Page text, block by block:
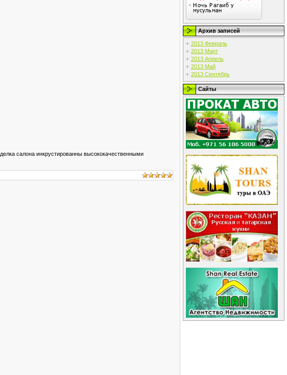
салона инкрустированны высококачественными
Архив записей
2013 Февраль
2013 Март
2013 Апрель
2013 Май
2013 Сентябрь
Сайты